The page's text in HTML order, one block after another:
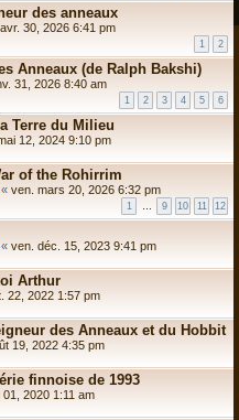
des anneaux
30, 2026 6:41 pm
1 2
Anneaux (de Ralph Bakshi)
31, 2026 8:40 am
1 2 3 4 5 6
Terre du Milieu
12, 2024 9:10 pm
of the Rohirrim
« ven. mars 20, 2026 6:32 pm
1 … 9 10 11 12
« ven. déc. 15, 2023 9:41 pm
Arthur
22, 2022 1:57 pm
des Anneaux et du Hobbit
19, 2022 4:35 pm
finnoise de 1993
01, 2020 1:11 am